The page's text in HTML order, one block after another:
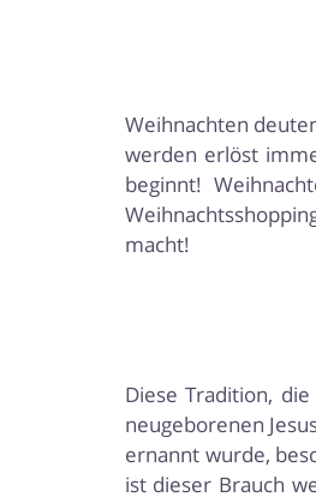
Weihnachten
werden erlöst
beginnt!
macht!
Diese Tradition,
neugeborenen
ernannt wurde,
ist dieser Brauch